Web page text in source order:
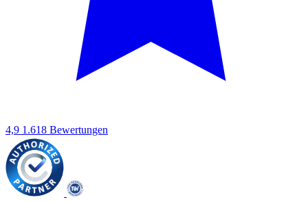
4,9 1.618 Bewertungen